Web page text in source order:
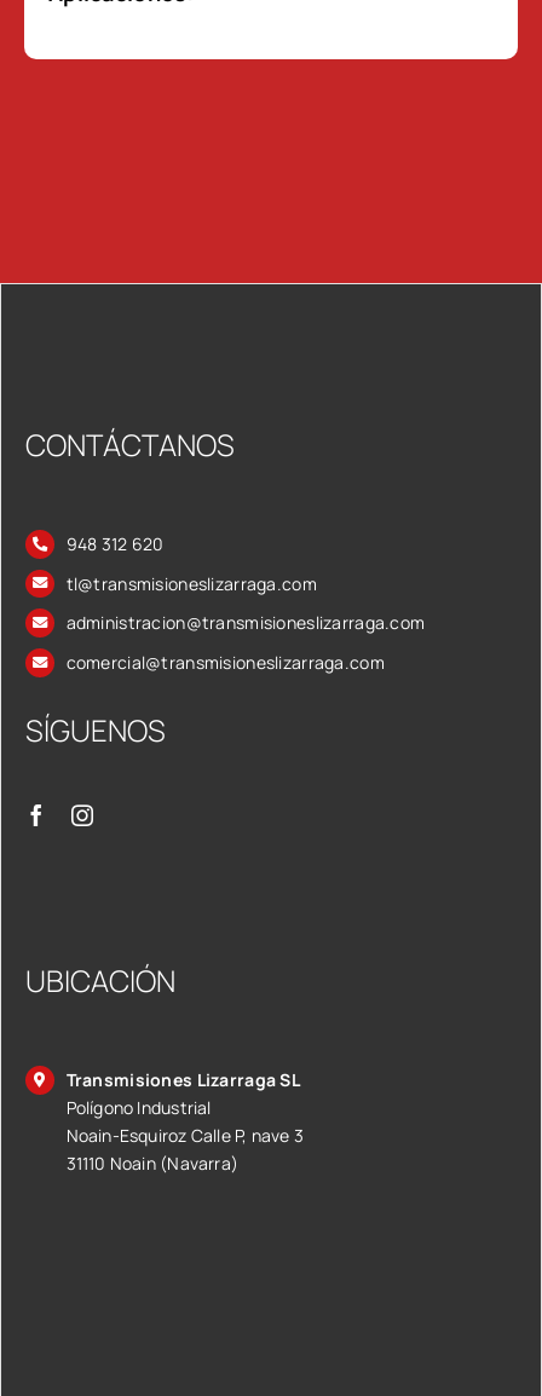
CONTÁCTANOS
948 312 620
tl@transmisioneslizarraga.com
administracion@transmisioneslizarraga.com
comercial@transmisioneslizarraga.com
SÍGUENOS
UBICACIÓN
Transmisiones Lizarraga SL
Polígono Industrial
Noain-Esquiroz Calle P, nave 3
31110 Noain (Navarra)